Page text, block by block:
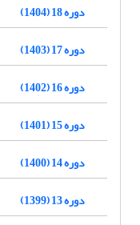
دوره 18 (1404)
دوره 17 (1403)
دوره 16 (1402)
دوره 15 (1401)
دوره 14 (1400)
دوره 13 (1399)